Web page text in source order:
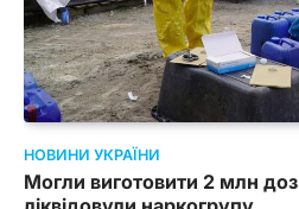
НОВИНИ УКРАЇНИ
Могли виготовити 2 млн